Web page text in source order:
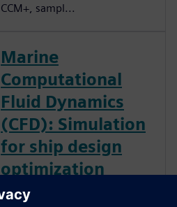
CCM+, sampl...
Marine
Computational
Fluid Dynamics
(CFD): Simulation
for ship design
optimization
Download the report to read